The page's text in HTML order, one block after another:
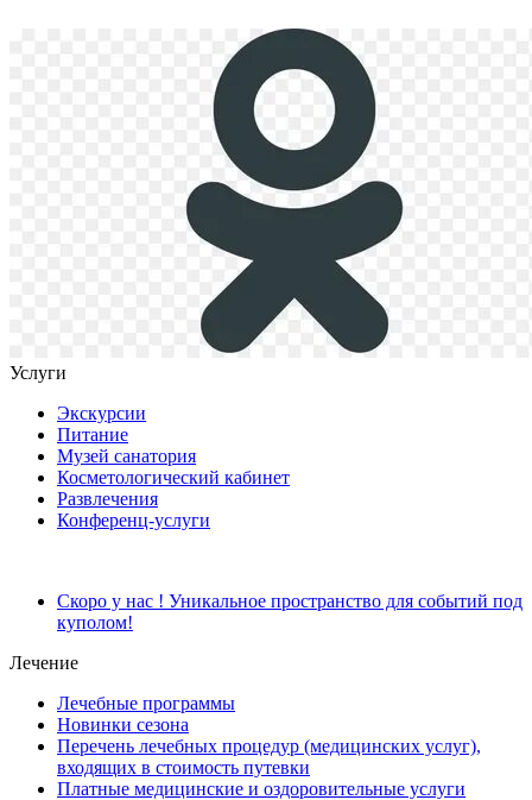
Услуги
Экскурсии
Питание
Музей санатория
Косметологический кабинет
Развлечения
Конференц-услуги
Скоро у нас ! Уникальное пространство для событий под
куполом!
Лечение
Лечебные программы
Новинки сезона
Перечень лечебных процедур (медицинских услуг),
входящих в стоимость путевки
Платные медицинские и оздоровительные услуги